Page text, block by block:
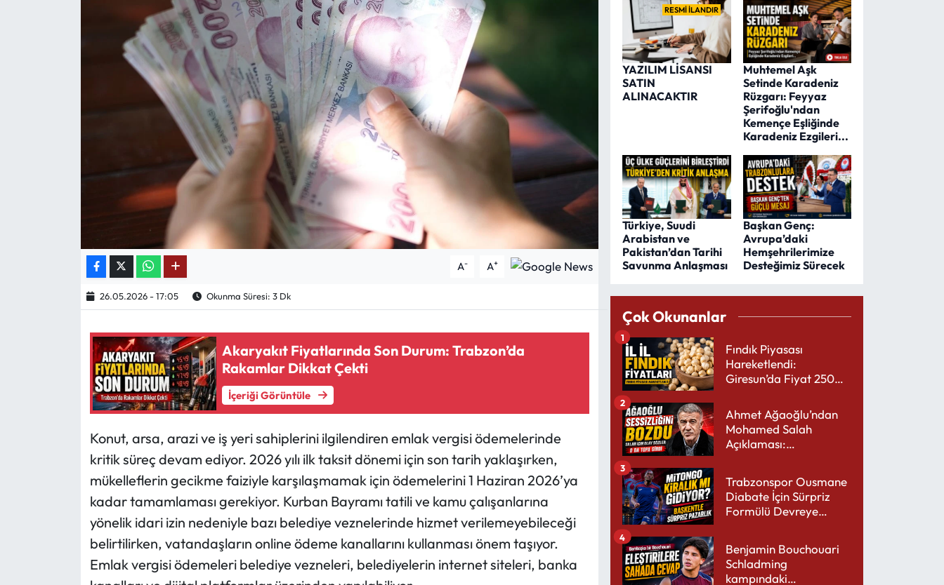
A- A+
26.05.2026 - 17:05 Okunma Süresi: 3 Dk
Akaryakıt Fiyatlarında Son Durum: Trabzon’da
Rakamlar Dikkat Çekti
İçeriği Görüntüle
Konut, arsa, arazi ve iş yeri sahiplerini ilgilendiren emlak vergisi ödemelerinde
kritik süreç devam ediyor. 2026 yılı ilk taksit dönemi için son tarih yaklaşırken,
mükelleflerin gecikme faiziyle karşılaşmamak için ödemelerini 1 Haziran 2026’ya
kadar tamamlaması gerekiyor. Kurban Bayramı tatili ve kamu çalışanlarına
yönelik idari izin nedeniyle bazı belediye veznelerinde hizmet verilemeyebileceği
belirtilirken, vatandaşların online ödeme kanallarını kullanması önem taşıyor.
Emlak vergisi ödemeleri belediye vezneleri, belediyelerin internet siteleri, banka
RESMİ İLANDIR
YAZILIM LİSANSI
SATIN
ALINACAKTIR
Muhtemel Aşk
Setinde Karadeniz
Rüzgarı: Feyyaz
Şerifoğlu'ndan
Kemençe Eşliğinde
Karadeniz Ezgileri...
Türkiye, Suudi
Arabistan ve
Pakistan’dan Tarihi
Savunma Anlaşması
Başkan Genç:
Avrupa’daki
Hemşehrilerimize
Desteğimiz Sürecek
Çok Okunanlar
Fındık Piyasası
Hareketlendi:
Giresun’da Fiyat 250
1
Ahmet Ağaoğlu’ndan
Mohamed Salah
Açıklaması:
Yakışır
2
Trabzonspor Ousmane
Diabate İçin Sürpriz
Formülü Devreye
3
Benjamin Bouchouari
Schladming
kampındaki
4
Spor Yazıları
Mektup Galeri